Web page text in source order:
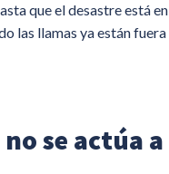
que el desastre está
las llamas ya están
se actúa